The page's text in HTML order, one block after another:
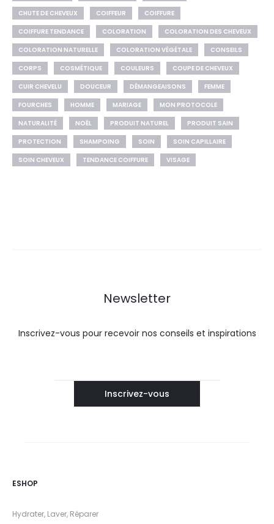
CHUTE DE CHEVEUX
COIFFEUR
COIFFURE
COIFFURE TENDANCE
COLORATION
COLORATION DES CHEVEUX
COLORATION NATURELLE
COLORATION VÉGÉTALE
CONSEILS
CORPS
COSMÉTIQUE COULEURS
COUPE DE CHEVEUX
CUIR CHEVELU
DOUCEUR DÉMANGEAISONS
FEMME
FOURCHES
HOMME MARIAGE
MON PROTOCOLE
NATURALITÉ
NOËL PRODUIT NATUREL
PRODUIT SAIN
PROTECTION
SHAMPOING SOIN
SOIN CAPILLAIRE
SOIN CHEVEUX
TENDANCE COIFFURE VISAGE
Newsletter
Inscrivez-vous pour recevoir nos conseils et inspirations
ESHOP
Hydrater, Laver, Réparer